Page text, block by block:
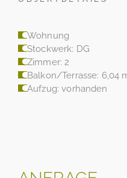
Wohnung
Stockwerk: DG
Zimmer: 2
Balkon/Terrasse: 6,04
Aufzug: vorhanden